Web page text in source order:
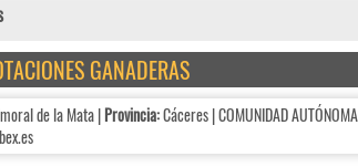
GANADERAS
de la Mata |Provincia:Cáceres | COMUNIDAD